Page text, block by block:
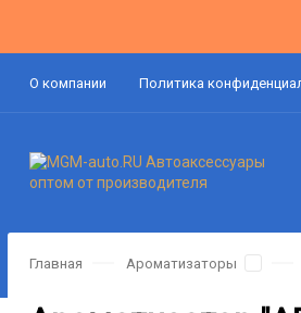
О компании Политика
Главная Ароматизаторы